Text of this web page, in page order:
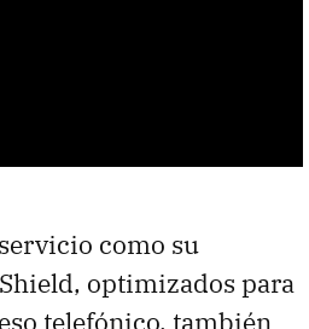
como su
optimizados para
telefónico, también